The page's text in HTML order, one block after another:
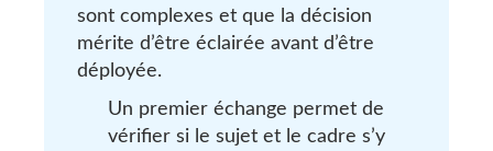
sont complexes et que la décision
mérite d’être éclairée avant d’être
déployée.
Un premier échange permet de
vérifier si le sujet et le cadre s’y